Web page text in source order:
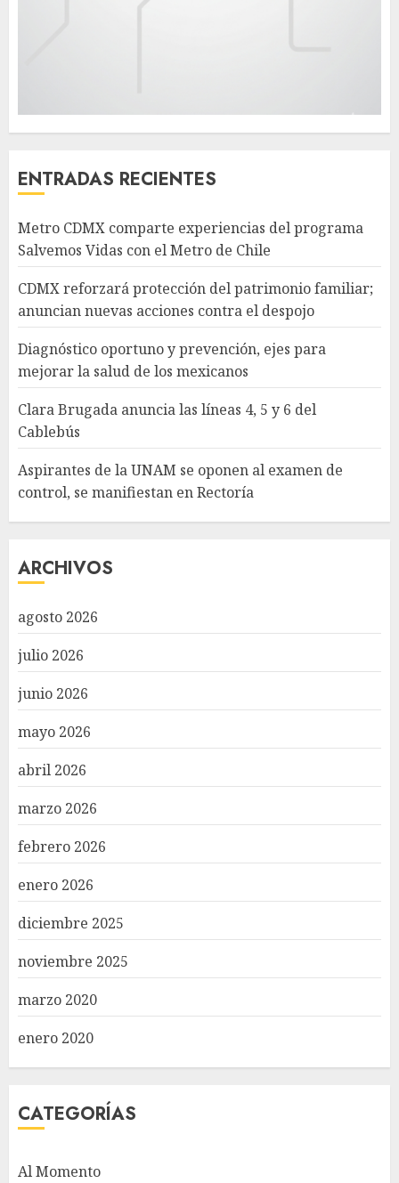
ENTRADAS RECIENTES
Metro CDMX comparte experiencias del programa
Salvemos Vidas con el Metro de Chile
CDMX reforzará protección del patrimonio familiar;
anuncian nuevas acciones contra el despojo
Diagnóstico oportuno y prevención, ejes para
mejorar la salud de los mexicanos
Clara Brugada anuncia las líneas 4, 5 y 6 del
Cablebús
Aspirantes de la UNAM se oponen al examen de
control, se manifiestan en Rectoría
ARCHIVOS
agosto 2026
julio 2026
junio 2026
mayo 2026
abril 2026
marzo 2026
febrero 2026
enero 2026
diciembre 2025
noviembre 2025
marzo 2020
enero 2020
CATEGORÍAS
Al Momento